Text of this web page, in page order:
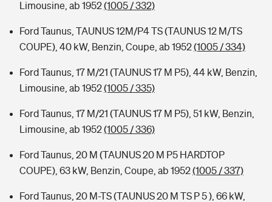
Limousine, ab 1952(1005 / 332)
Ford Taunus, TAUNUS 12M/P4 TS (TAUNUS 12 M/TS
COUPE), 40 kW, Benzin, Coupe, ab 1952(1005 / 334)
Ford Taunus, 17 M/21 (TAUNUS 17 M P5), 44 kW, Benzin,
Limousine, ab 1952(1005 / 335)
Ford Taunus, 17 M/21 (TAUNUS 17 M P5), 51 kW, Benzin,
Limousine, ab 1952(1005 / 336)
Ford Taunus, 20 M (TAUNUS 20 M P5 HARDTOP
COUPE), 63 kW, Benzin, Coupe, ab 1952(1005 / 337)
Ford Taunus, 20 M-TS (TAUNUS 20 M TS P 5 ), 66 kW,